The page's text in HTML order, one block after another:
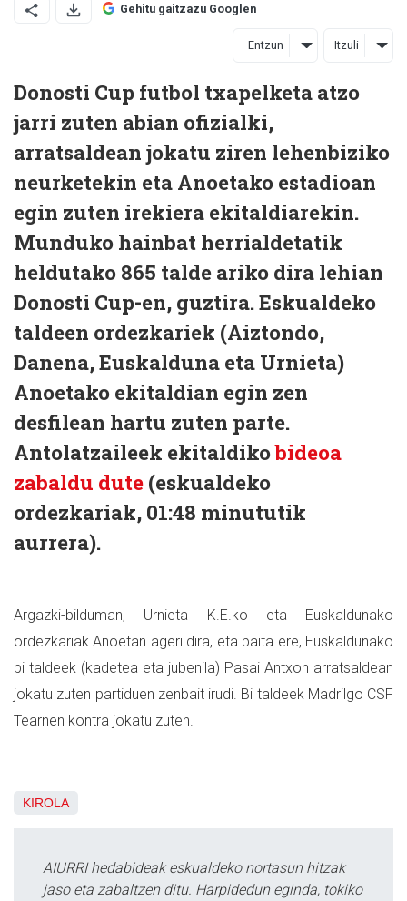
Gehitu gaitzazu Googlen
Entzun Itzuli
Donosti Cup futbol txapelketa atzo
jarri zuten abian ofizialki,
arratsaldean jokatu ziren lehenbiziko
neurketekin eta Anoetako estadioan
egin zuten irekiera ekitaldiarekin.
Munduko hainbat herrialdetatik
heldutako 865 talde ariko dira lehian
Donosti Cup-en, guztira. Eskualdeko
taldeen ordezkariek (Aiztondo,
Danena, Euskalduna eta Urnieta)
Anoetako ekitaldian egin zen
desfilean hartu zuten parte.
Antolatzaileek ekitaldikobideoa
zabaldu dute (eskualdeko
ordezkariak, 01:48 minututik
aurrera).
Argazki-bilduman, Urnieta K.E.ko eta Euskaldunako
ordezkariak Anoetan ageri dira, eta baita ere, Euskaldunako
bi taldeek (kadetea eta jubenila) Pasai Antxon arratsaldean
jokatu zuten partiduen zenbait irudi. Bi taldeek Madrilgo CSF
Tearnen kontra jokatu zuten.
KIROLA
AIURRI hedabideak eskualdeko nortasun hitzak
jaso eta zabaltzen ditu. Harpidedun eginda, tokiko